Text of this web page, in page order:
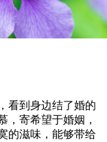
看到身边结了婚的
，寄希望于婚姻，
的滋味，能够带给